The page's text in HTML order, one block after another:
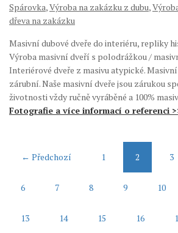
Spárovka,Výroba na zakázku z dubu,
dřeva na zakázku
Masivní dubové dveře do interiéru, repliky
Výroba masivní dveří s polodrážkou /
Interiérové dveře z masivu atypické.
zárubní. Naše masivní dveře jsou zárukou
životnosti vždy ručně vyráběné a 100%
Fotografie a více informací o referenci
← Předchozí 1 2 3
6 7 8 9 10
13 14 15 16